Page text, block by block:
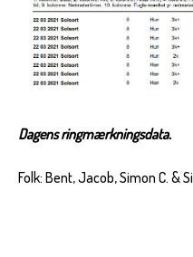
Dagens ringmærkningsdata.
Folk: Bent, Jacob, Simon C. &